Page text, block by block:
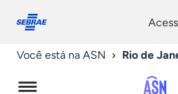
conosco
Você está na ASN Rio de